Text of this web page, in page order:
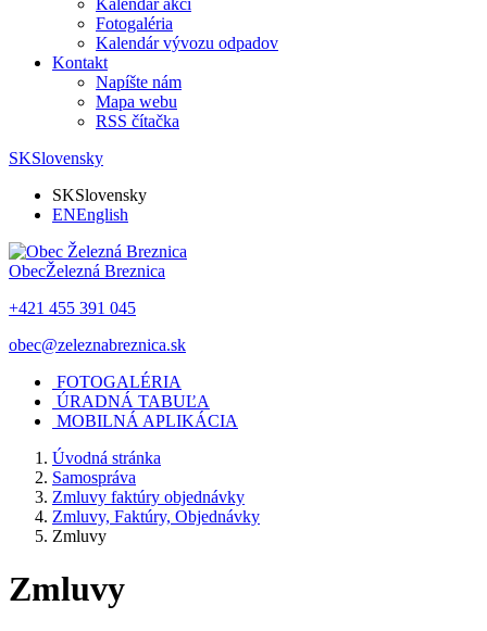
Kalendár akcí
Fotogaléria
Kalendár vývozu odpadov
Kontakt
Napíšte nám
Mapa webu
RSS čítačka
SKSlovensky
SKSlovensky
ENEnglish
ObecŽelezná Breznica
+421 455 391 045
obec@zeleznabreznica.sk
FOTOGALÉRIA
ÚRADNÁ TABUĽA
MOBILNÁ APLIKÁCIA
Úvodná stránka
Samospráva
Zmluvy faktúry objednávky
Zmluvy, Faktúry, Objednávky
Zmluvy
Zmluvy